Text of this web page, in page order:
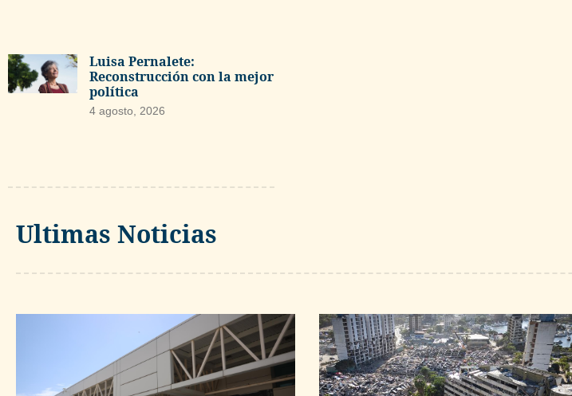
Luisa Pernalete:
Reconstrucción con la mejor
política
4 agosto, 2026
Ultimas Noticias